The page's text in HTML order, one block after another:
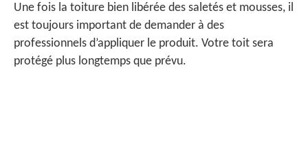
Une fois la toiture bien libérée des saletés et mousses, il
est toujours important de demander à des
professionnels d’appliquer le produit. Votre toit sera
protégé plus longtemps que prévu.